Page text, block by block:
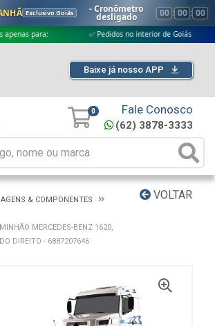
Exclusivo Goiás - Cronômetro
desligado 00 : 00 : 00
para: ✅ Pedidos no interior de Goiás
Baixe já nosso APP
0 Fale Conosco
(62) 3878-3333
VOLTAR
& COMPONENTES
MERCEDES-BENZ 1620,
DIREITO - 6887207646